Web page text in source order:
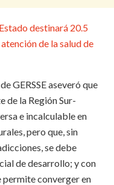
destinará 20.5
de la salud de
GERSSE aseveró que
de la Región Sur-
e incalculable en
pero que, sin
se debe
de desarrollo; y con
permite converger en